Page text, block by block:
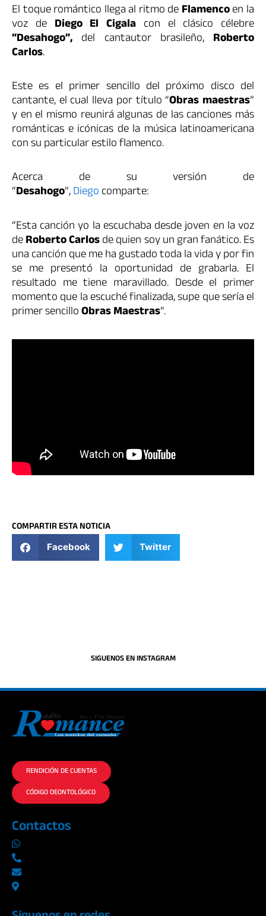
El toque romántico llega al ritmo deFlamencoen la
voz de Diego El Cigala con el clásico célebre
“Desahogo”, del cantautor brasileño, Roberto
Carlos.
Este es el primer sencillo del próximo disco del
cantante, el cual lleva por título “Obras maestras”
y en el mismo reunirá algunas de las canciones más
románticas e icónicas de la música latinoamericana
con su particular estilo flamenco.
Acerca de su versión de
“Desahogo”,Diegocomparte:
“Esta canción yo la escuchaba desde joven en la voz
deRoberto Carlosde quien soy un gran fanático. Es
una canción que me ha gustado toda la vida y por fin
se me presentó la oportunidad de grabarla. El
resultado me tiene maravillado. Desde el primer
momento que la escuché finalizada, supe que sería el
primer sencilloObras Maestras”.
COMPARTIR ESTA NOTICIA
Facebook Twitter
SIGUENOS EN INSTAGRAM
RENDICIÓN DE CUENTAS
CÓDIGO DEONTOLÓGICO
Contactos